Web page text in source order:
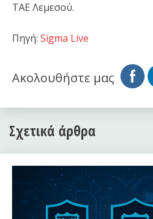
ΤΑΕ Λεμεσού.
Πηγή: Sigma Live
Ακολουθήστε μας
Σχετικά άρθρα